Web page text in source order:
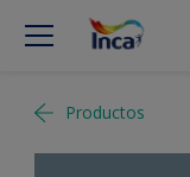
Productos